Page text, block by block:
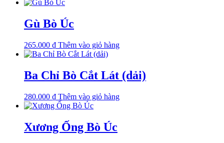
Gù Bò Úc
265.000 ₫ Thêm vào giỏ hàng
Ba Chỉ Bò Cắt Lát (dải)
280.000 ₫ Thêm vào giỏ hàng
Xương Ống Bò Úc